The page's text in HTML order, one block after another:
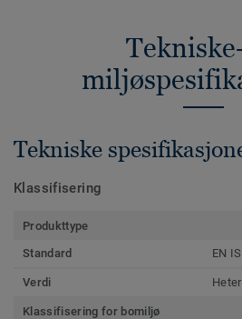
Tekniske
Klassifisering
Produkttype
Standard
EN
Verdi
Klassifisering for bomiljø